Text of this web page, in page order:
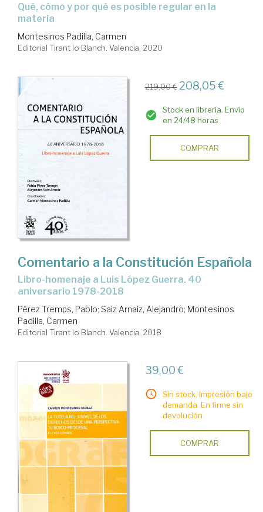
qué, cómo y por qué es posible regular en la
materia
Montesinos Padilla, Carmen
Editorial Tirant lo Blanch. Valencia, 2020
219,00 € 208,05 €
Stock en librería. Envío
en 24/48 horas
COMPRAR
Comentario a la Constitución Española
libro-homenaje a Luis López Guerra. 40
aniversario 1978-2018
Pérez Tremps, Pablo; Saiz Arnaiz, Alejandro; Montesinos
Padilla, Carmen
Editorial Tirant lo Blanch. Valencia, 2018
39,00 €
Sin stock. Impresión bajo
demanda. En firme sin
devolución
COMPRAR